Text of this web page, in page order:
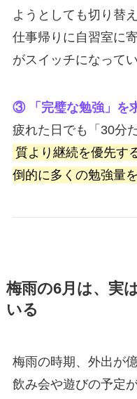
ようとしても切り替
仕事帰りに自習室に
がスイッチになって
③ 「完璧な勉強」を
疲れた日でも「30分
質より継続を優先す
倒的に多くの勉強量
梅雨の6月は、実
いる
梅雨の時期、外出が
飲み会や遊びの予定